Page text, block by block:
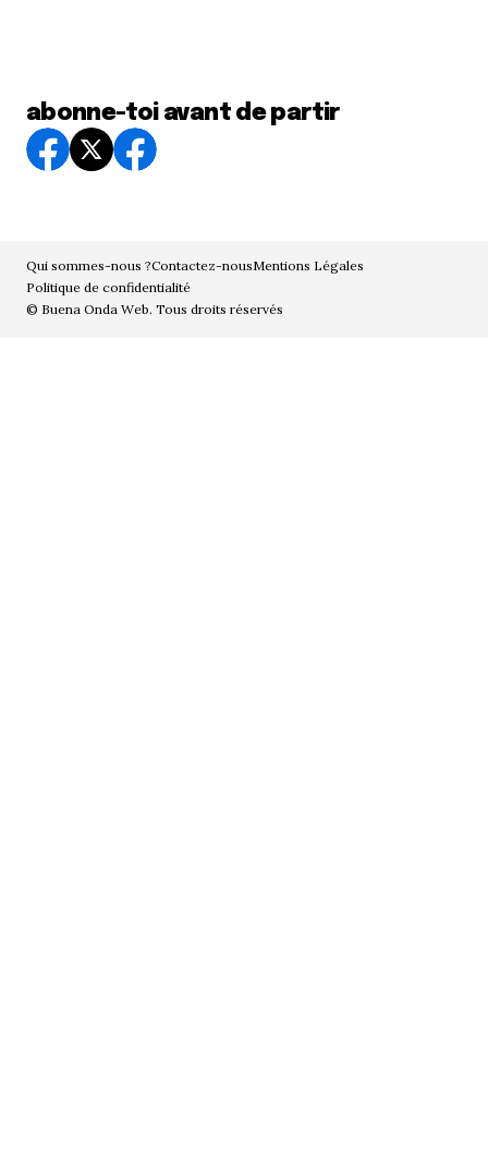
abonne-toi avant de partir
Qui sommes-nous ?Contactez-nousMentions Légales
Politique de confidentialité
© Buena Onda Web. Tous droits réservés